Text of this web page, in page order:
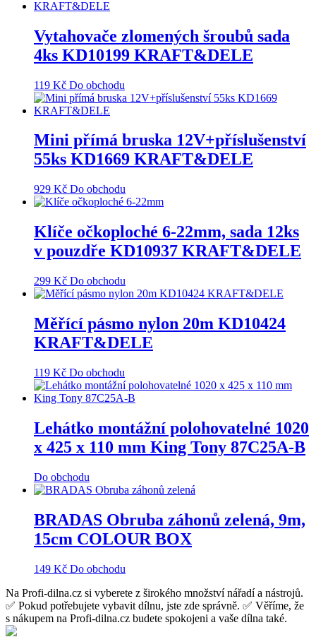
Vytahovače zlomených šroubů sada
4ks KD10199 KRAFT&DELE
119 Kč Do obchodu
Mini přímá bruska 12V+příslušenství
55ks KD1669 KRAFT&DELE
929 Kč Do obchodu
Klíče očkoploché 6-22mm, sada 12ks
v pouzdře KD10937 KRAFT&DELE
299 Kč Do obchodu
Měřící pásmo nylon 20m KD10424
KRAFT&DELE
119 Kč Do obchodu
Lehátko montážní polohovatelné 1020
x 425 x 110 mm King Tony 87C25A-B
Do obchodu
BRADAS Obruba záhonů zelená, 9m,
15cm COLOUR BOX
149 Kč Do obchodu
Na Profi-dilna.cz si vyberete z širokého množství nářadí a nástrojů.
✅ Pokud potřebujete vybavit dílnu, jste zde správně. ✅ Věříme, že
s nákupem na Profi-dilna.cz budete spokojeni a vaše dílna také.